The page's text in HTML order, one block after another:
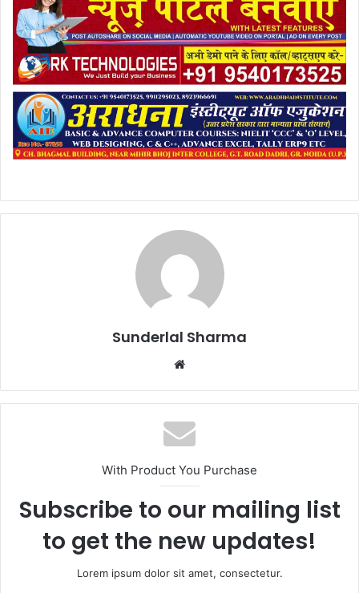
Sunderlal Sharma
Website
With Product You Purchase
Subscribe to our mailing list
to get the new updates!
Lorem ipsum dolor sit amet, consectetur.